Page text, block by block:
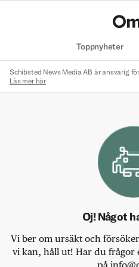
Toppnyheter
Schibsted News Media AB är ansvarig
Läs mer här
Oj! Något
Vi ber om ursäkt och
vi kan, håll ut! Har du frågor